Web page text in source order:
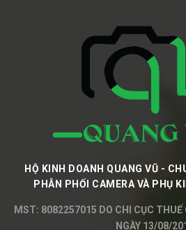
HỘ KINH DOANH QUANG VŨ -
PHÂN PHỐI CAMERA VÀ PHỤ
MST: 8082257015 DO CHI CỤC
NGÀY 13/08/